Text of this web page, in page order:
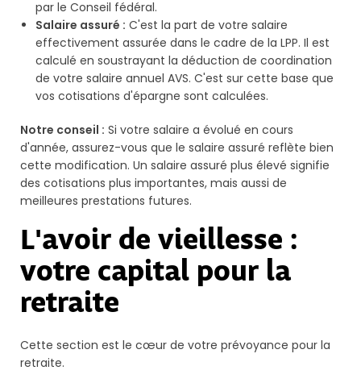
par le Conseil fédéral.
Salaire assuré : C'est la part de votre salaire
effectivement assurée dans le cadre de la LPP. Il est
calculé en soustrayant la déduction de coordination
de votre salaire annuel AVS. C'est sur cette base que
vos cotisations d'épargne sont calculées.
Notre conseil : Si votre salaire a évolué en cours
d'année, assurez-vous que le salaire assuré reflète bien
cette modification. Un salaire assuré plus élevé signifie
des cotisations plus importantes, mais aussi de
meilleures prestations futures.
L'avoir de vieillesse :
votre capital pour la
retraite
Cette section est le cœur de votre prévoyance pour la
retraite.